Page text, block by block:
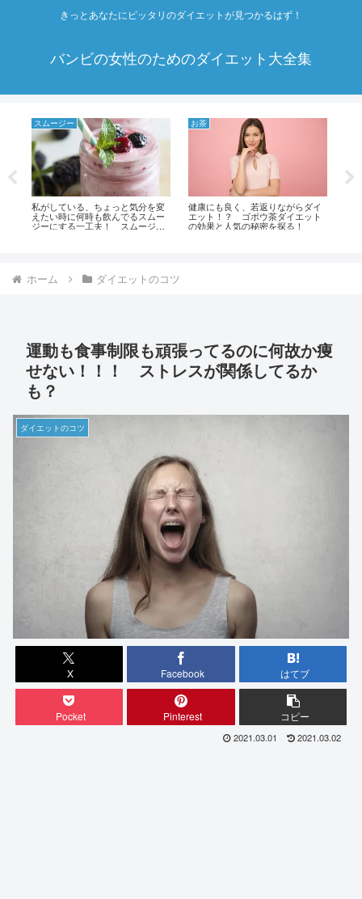
きっとあなたにピッタリのダイエットが見つかるはず！
バンビの女性のためのダイエット大全集
スムージー
私がしている、ちょっと気分を変
えたい時に何時も飲んでるスムー
ジーにする一工夫！ スムージー
お茶
健康にも良く、若返りながらダイ
エット！？ ゴボウ茶ダイエット
の効果と人気の秘密を探る！
ホーム ダイエットのコツ
運動も食事制限も頑張ってるのに何故か痩
せない！！！ ストレスが関係してるか
も？
ダイエットのコツ
X Facebook はてブ
Pocket Pinterest コピー
2021.03.01 2021.03.02